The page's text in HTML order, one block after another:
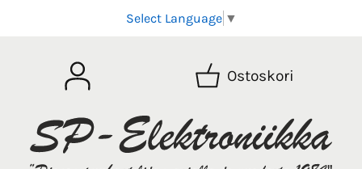
Select Language ▼
Ostoskori